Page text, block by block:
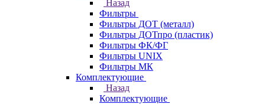
Назад
Фильтры
Фильтры ДОТ (металл)
Фильтры ДОТпро (пластик)
Фильтры ФК/ФГ
Фильтры UNIX
Фильтры МК
Комплектующие
Назад
Комплектующие